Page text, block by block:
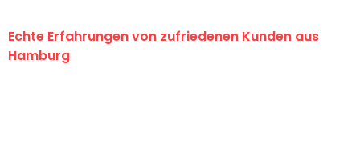
Echte Erfahrungen von zufriedenen Kunden aus
Hamburg